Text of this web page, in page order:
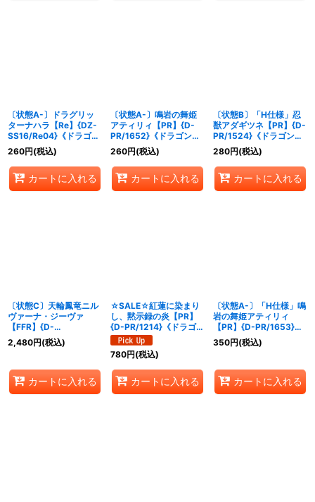
〔状態A-〕ドラグリッ
ターナハラ【Re】{DZ-
SS16/Re04}《ドラゴン
エンパイア》
260円(税込)
カートに入れる
〔状態A-〕鳴岩の舞姫
アティリィ【PR】{D-
PR/1652}《ドラゴンエ
ンパイア》
260円(税込)
カートに入れる
〔状態B〕「H仕様」忍
獣アダギツネ【PR】{D-
PR/1524}《ドラゴンエ
ンパイア》
280円(税込)
カートに入れる
〔状態C〕天輪鳳竜ニル
ヴァーナ・ジーヴァ
【FFR】{D-
BT06/FFR01}《ドラゴ
ンエンパイア》
2,480円(税込)
カートに入れる
☆SALE☆紅蓮に染まり
し、黙示録の炎【PR】
{D-PR/1214}《ドラゴン
エンパイア》
780円(税込)
カートに入れる
〔状態A-〕「H仕様」鳴
岩の舞姫アティリィ
【PR】{D-PR/1653}
《ドラゴンエンパイア》
350円(税込)
カートに入れる